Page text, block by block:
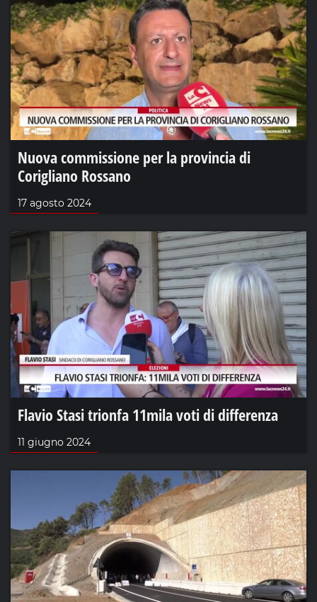
Nuova commissione per la provincia di
Corigliano Rossano
17 agosto 2024
Flavio Stasi trionfa 11mila voti di differenza
11 giugno 2024